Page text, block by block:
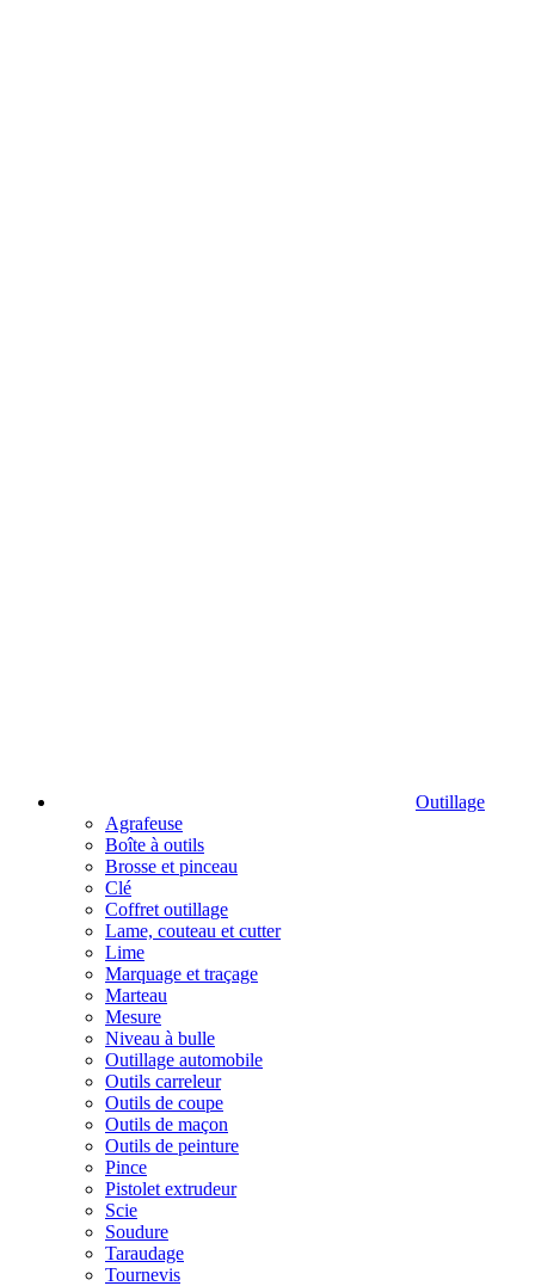
Outillage
Agrafeuse
Boîte à outils
Brosse et pinceau
Clé
Coffret outillage
Lame, couteau et cutter
Lime
Marquage et traçage
Marteau
Mesure
Niveau à bulle
Outillage automobile
Outils carreleur
Outils de coupe
Outils de maçon
Outils de peinture
Pince
Pistolet extrudeur
Scie
Soudure
Taraudage
Tournevis